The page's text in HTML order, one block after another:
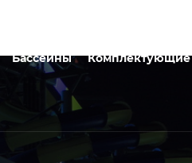
Бассейны Комплектующие